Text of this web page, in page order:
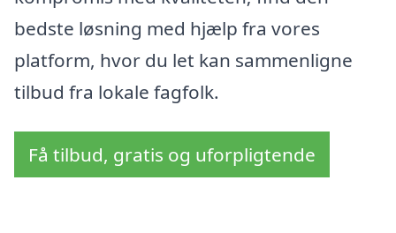
bedste løsning med hjælp fra vores
platform, hvor du let kan sammenligne
tilbud fra lokale fagfolk.
Få tilbud, gratis og uforpligtende